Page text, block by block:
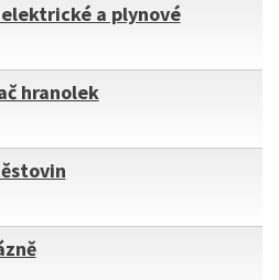
a plynové
hranolek